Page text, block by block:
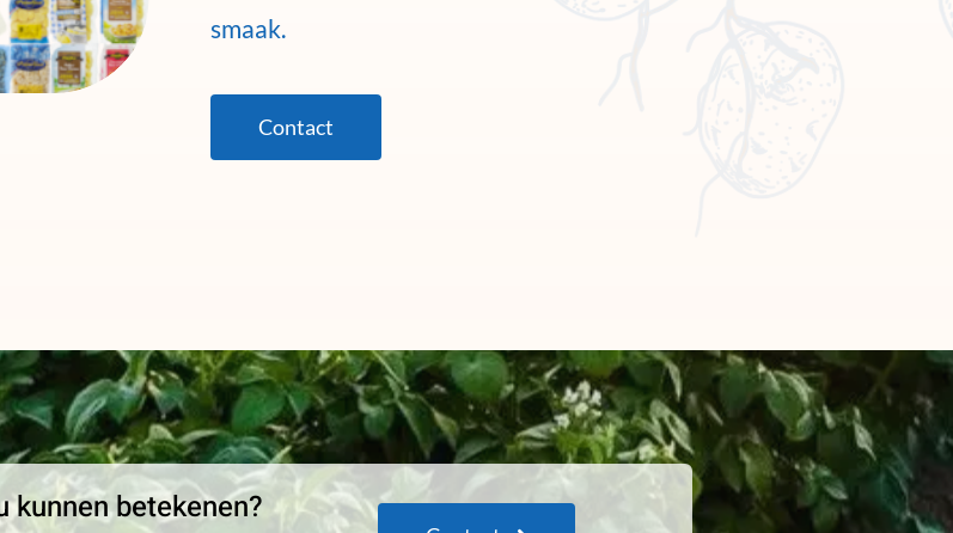
smaak.
Contact
betekenen?